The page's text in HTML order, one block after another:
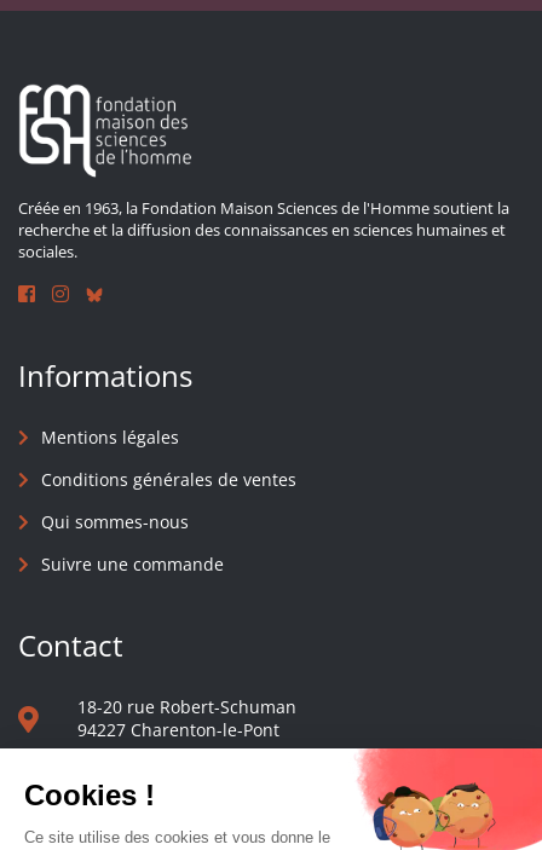
Créée en 1963, la Fondation Maison Sciences de l'Homme soutient la
recherche et la diffusion des connaissances en sciences humaines et
sociales.
Informations
Mentions légales
Conditions générales de ventes
Qui sommes-nous
Suivre une commande
Contact
18-20 rue Robert-Schuman
94227 Charenton-le-Pont